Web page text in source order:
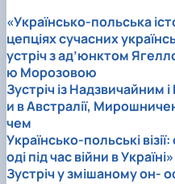
«Українсько-польська
цепціях сучасних
устріч з ад’юнктом
ю Морозовою
Зустріч із
и в Австралії,
чем
Українсько-польські
оді під час війни в Україні»
Зустріч у змішаному он-